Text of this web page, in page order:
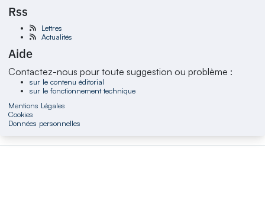
Rss
Lettres
Actualités
Aide
Contactez-nous pour toute suggestion ou problème :
sur le contenu éditorial
sur le fonctionnement technique
Mentions Légales
Cookies
Données personnelles